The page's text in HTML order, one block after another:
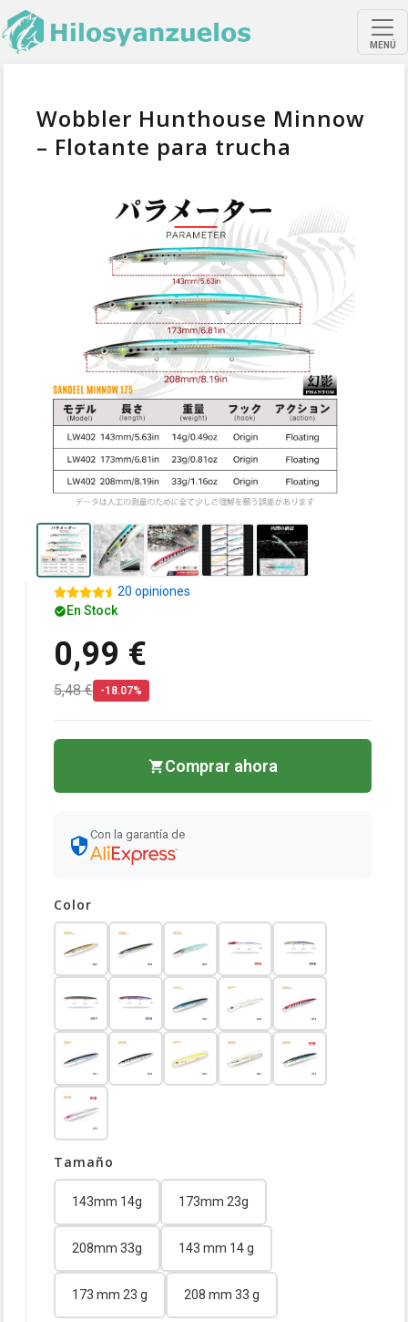
MENÚ
Wobbler Hunthouse Minnow
– Flotante para trucha
20 opiniones
En Stock
0,99 €
5,48 € -18.07%
Comprar ahora
Con la garantía de
Color
Tamaño
143mm 14g 173mm 23g
208mm 33g 143 mm 14 g
173 mm 23 g 208 mm 33 g